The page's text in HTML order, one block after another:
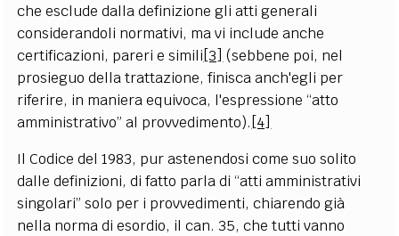
che esclude dalla definizione gli atti generali
considerandoli normativi, ma vi include anche
certificazioni, pareri e simili[3] (sebbene poi, nel
prosieguo della trattazione, finisca anch'egli per
riferire, in maniera equivoca, l'espressione “atto
amministrativo” al provvedimento). [4]
Il Codice del 1983, pur astenendosi come suo solito
dalle definizioni, di fatto parla di “atti amministrativi
singolari” solo per i provvedimenti, chiarendo già
nella norma di esordio, il can. 35, che tutti vanno